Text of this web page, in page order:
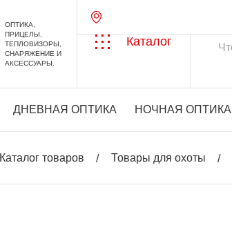
ОПТИКА,
ПРИЦЕЛЫ,
ТЕПЛОВИЗОРЫ,
СНАРЯЖЕНИЕ И
АКСЕССУАРЫ.
Каталог
ДНЕВНАЯ ОПТИКА НОЧНАЯ ОПТИКА
Каталог товаров Товары для охоты